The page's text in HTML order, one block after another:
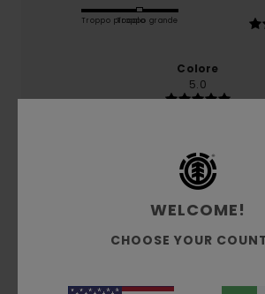
Troppo piccoloTroppo grande
Colore
5.0
5/5
WELCOME!
CHOOSE YOUR